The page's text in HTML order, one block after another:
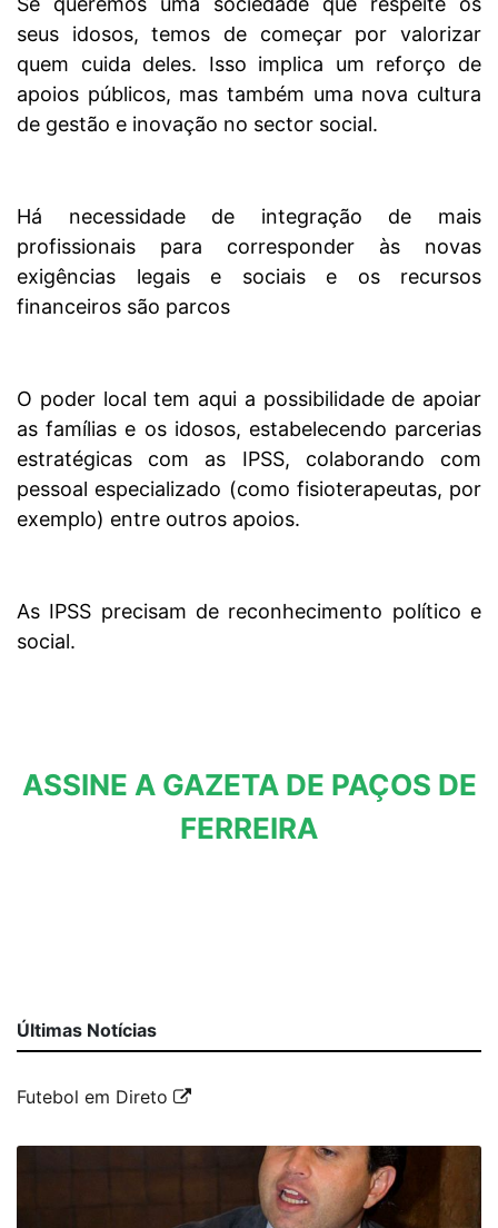
seus idosos, temos de começar por valorizar
quem cuida deles. Isso implica um reforço de
apoios públicos, mas também uma nova cultura
de gestão e inovação no sector social.
Há necessidade de integração de mais
profissionais para corresponder às novas
exigências legais e sociais e os recursos
financeiros são parcos
O poder local tem aqui a possibilidade de apoiar
as famílias e os idosos, estabelecendo parcerias
estratégicas com as IPSS, colaborando com
pessoal especializado (como fisioterapeutas, por
exemplo) entre outros apoios.
As IPSS precisam de reconhecimento político e
social.
ASSINE A GAZETA DE PAÇOS DE
FERREIRA
Últimas Notícias
Futebol em Direto